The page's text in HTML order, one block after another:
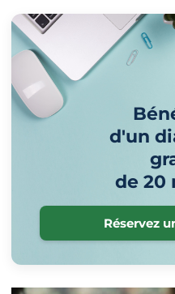
d'un
de 20
Réservez